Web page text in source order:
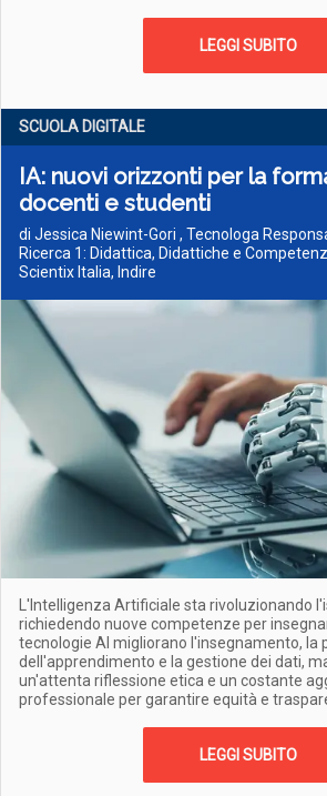
LEGGI SUBITO
SCUOLA DIGITALE
IA: nuovi orizzonti per la
docenti e studenti
di Jessica Niewint-Gori , Tecnologa
Ricerca 1: Didattica, Didattiche e
Scientix Italia, Indire
L'Intelligenza Artificiale sta rivoluzionando
richiedendo nuove competenze per
tecnologie AI migliorano l'insegnamento, la
dell'apprendimento e la gestione dei dati,
un'attenta riflessione etica e un costante
professionale per garantire equità e
LEGGI SUBITO